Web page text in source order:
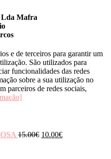
Lda Mafra
e de terceiros para garantir um
São utilizados para
funcionalidades das redes
sobre a sua utilização no
parceiros de redes sociais,
15.00€ 10.00€